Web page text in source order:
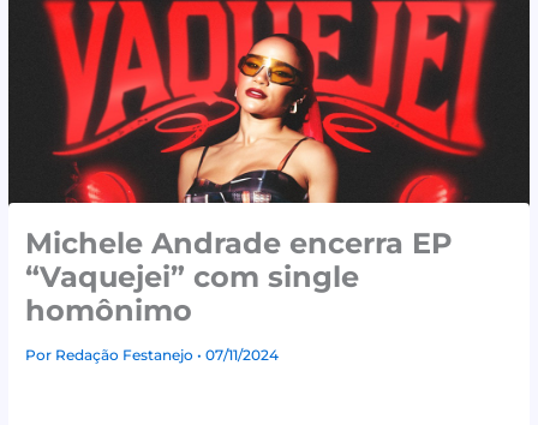
Michele Andrade encerra EP
“Vaquejei” com single
homônimo
Por Redação Festanejo• 07/11/2024